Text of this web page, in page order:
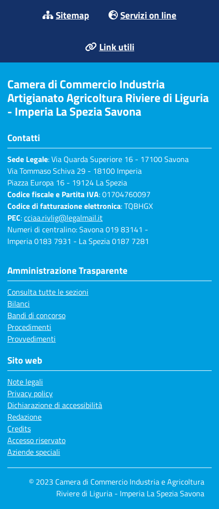
Sitemap Servizi on line
Link utili
Camera di Commercio Industria
Artigianato Agricoltura Riviere di Liguria
- Imperia La Spezia Savona
Contatti
Sede Legale: Via Quarda Superiore 16 - 17100 Savona
Via Tommaso Schiva 29 - 18100 Imperia
Piazza Europa 16 - 19124 La Spezia
Codice fiscale e Partita IVA: 01704760097
Codice di fatturazione elettronica: TQBHGX
PEC:cciaa.rivlig@legalmail.it
Numeri di centralino: Savona 019 83141 -
Imperia 0183 7931 - La Spezia 0187 7281
Amministrazione Trasparente
Consulta tutte le sezioni
Bilanci
Bandi di concorso
Procedimenti
Provvedimenti
Sito web
Note legali
Privacy policy
Dichiarazione di accessibilità
Redazione
Credits
Accesso riservato
Aziende speciali
© 2023 Camera di Commercio Industria e Agricoltura
Riviere di Liguria - Imperia La Spezia Savona